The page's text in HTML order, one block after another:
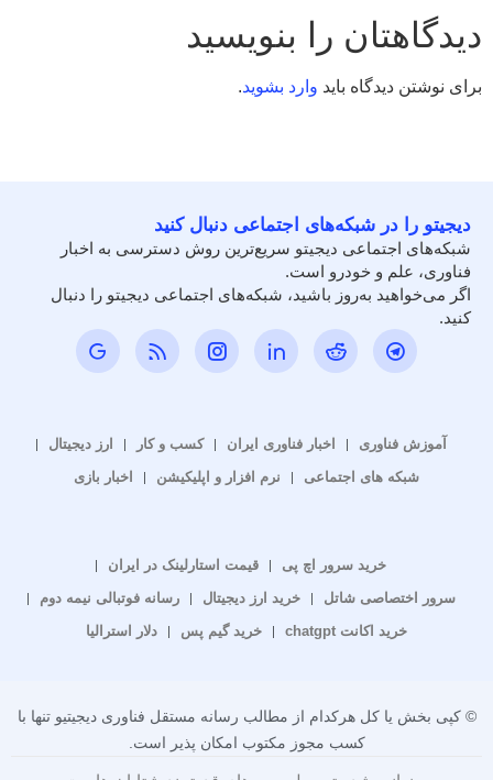
دیدگاهتان را بنویسید
برای نوشتن دیدگاه باید وارد بشوید.
دیجیتو را در شبکه‌های اجتماعی دنبال کنید
شبکه‌های اجتماعی دیجیتو سریع‌ترین روش دسترسی به اخبار
فناوری، علم و خودرو است.
اگر می‌خواهید به‌روز باشید، شبکه‌های اجتماعی دیجیتو را دنبال
کنید.
آموزش فناوری اخبار فناوری ایران کسب و کار
ارز دیجیتال
شبکه های اجتماعی
نرم افزار و اپلیکیشن اخبار بازی
خرید سرور اچ پی
قیمت استارلینک در ایران
سرور اختصاصی شاتل
خرید ارز دیجیتال
رسانه فوتبالی نیمه دوم
خرید اکانت chatgpt
خرید گیم پس دلار استرالیا
© کپی بخش یا کل هرکدام از مطالب رسانه مستقل فناوری دیجیتیو تنها با
کسب مجوز مکتوب امکان پذیر است.